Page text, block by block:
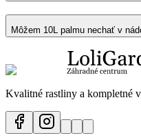
Môžem 10L palmu nechať v
Kvalitné rastliny a kompletné